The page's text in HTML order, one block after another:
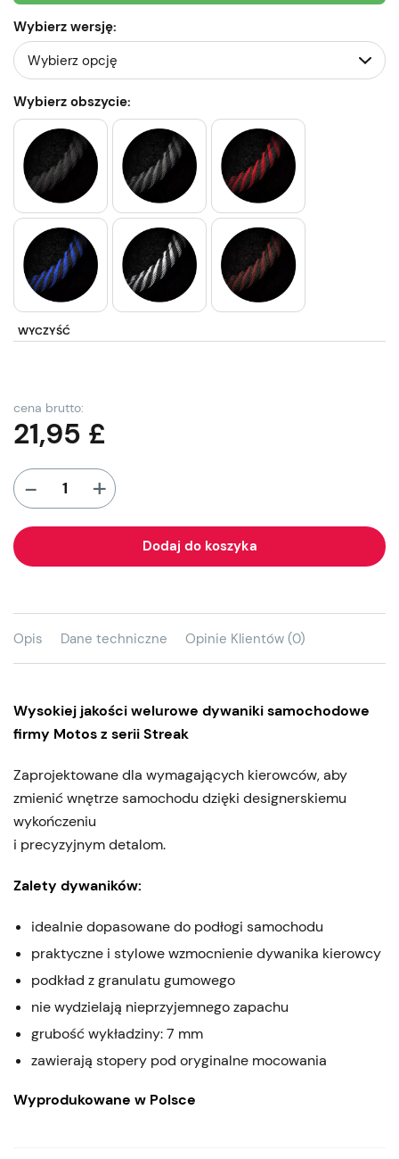
Wybierz wersję:
Wybierz obszycie:
WYCZYŚĆ
cena brutto:
21,95 £
- +
Dodaj do koszyka
Opis Dane techniczne Opinie Klientów (0)
Wysokiej jakości welurowe dywaniki samochodowe
firmy Motos z serii Streak
Zaprojektowane dla wymagających kierowców, aby
zmienić wnętrze samochodu dzięki designerskiemu
wykończeniu
i precyzyjnym detalom.
Zalety dywaników:
idealnie dopasowane do podłogi samochodu
praktyczne i stylowe wzmocnienie dywanika kierowcy
podkład z granulatu gumowego
nie wydzielają nieprzyjemnego zapachu
grubość wykładziny: 7 mm
zawierają stopery pod oryginalne mocowania
Wyprodukowane w Polsce